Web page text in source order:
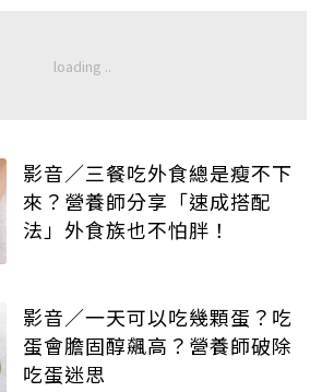
影音／三餐吃外食總是瘦不下
來？營養師分享「速成搭配
法」外食族也不怕胖！
影音／一天可以吃幾顆蛋？吃
蛋會膽固醇飆高？營養師破除
吃蛋迷思